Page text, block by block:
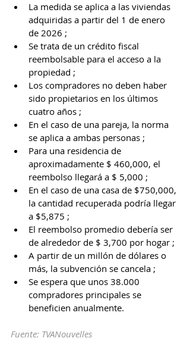
La medida se aplica a las viviendas
adquiridas a partir del 1 de enero
de 2026 ;
Se trata de un crédito fiscal
reembolsable para el acceso a la
propiedad ;
Los compradores no deben haber
sido propietarios en los últimos
cuatro años ;
En el caso de una pareja, la norma
se aplica a ambas personas ;
Para una residencia de
aproximadamente $ 460,000, el
reembolso llegará a $ 5,000 ;
En el caso de una casa de $750,000,
la cantidad recuperada podría llegar
a $5,875 ;
El reembolso promedio debería ser
de alrededor de $ 3,700 por hogar ;
A partir de un millón de dólares o
más, la subvención se cancela ;
Se espera que unos 38.000
compradores principales se
beneficien anualmente.
Fuente: TVANouvelles